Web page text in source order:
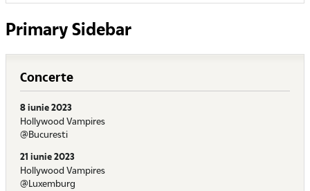
Primary Sidebar
Concerte
8 iunie 2023
Hollywood Vampires
@Bucuresti
21 iunie 2023
Hollywood Vampires
@Luxemburg